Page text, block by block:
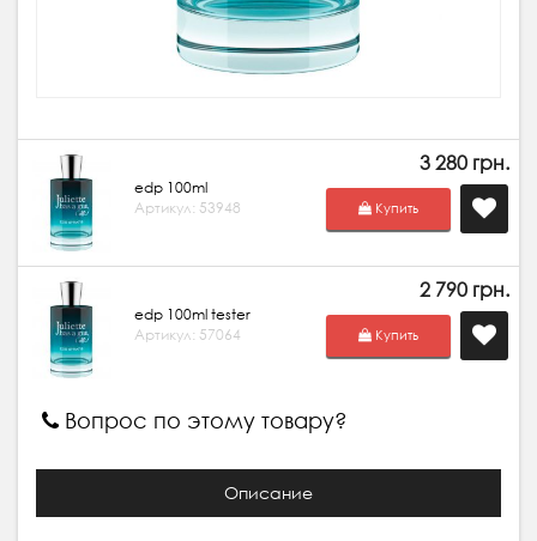
edp 100ml
Артикул: 53948
3 280 грн.
Купить
edp 100ml tester
Артикул: 57064
2 790 грн.
Купить
Вопрос по этому товару?
Описание